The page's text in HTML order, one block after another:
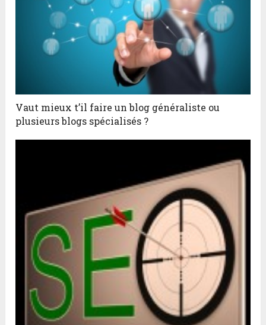
Vaut mieux t’il faire un blog généraliste ou
plusieurs blogs spécialisés ?